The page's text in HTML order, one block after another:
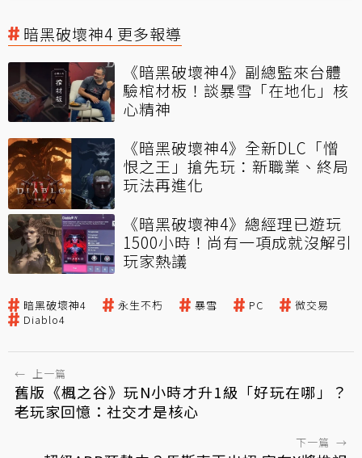
暗黑破壞神4 更多報導
《暗黑破壞神4》副總監來台體
驗棺材板！談暴雪「在地化」核
心精神
《暗黑破壞神4》全新DLC「憎
恨之王」搶先玩：新職業、終局
玩法再進化
《暗黑破壞神4》總經理已遊玩
1500小時！尚有一項成就沒解引
玩家熱議
暗黑破壞神4 永生不朽 暴雪 PC
微交易
Diablo4
← 上一篇
舊版《楓之谷》玩N小時才升1級「好玩在哪」？
老玩家回憶：社交才是核心
下一篇 →